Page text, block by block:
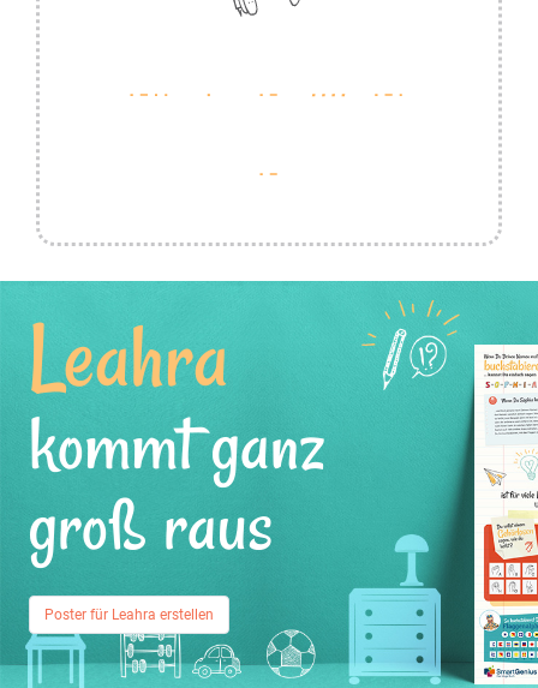
Leahra
kommt ganz
groß raus
Poster für Leahra erstellen